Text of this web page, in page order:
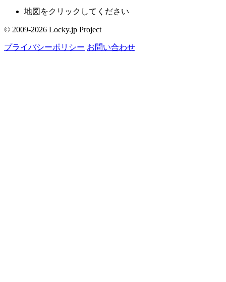
地図をクリックしてください
© 2009-2026 Locky.jp Project
プライバシーポリシー お問い合わせ